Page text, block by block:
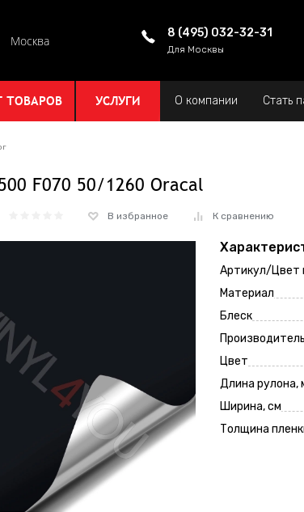
Москва
8 (495) 032-32-31
Для Москвы
ТОВАРОВ УСЛУГИ О компании Стать
F070 50/1260 Oracal
В избранное К сравнению
Артикул/Цвет
Материал
Блеск
Производитель
Цвет
Длина рулона,
Ширина, см
Толщина